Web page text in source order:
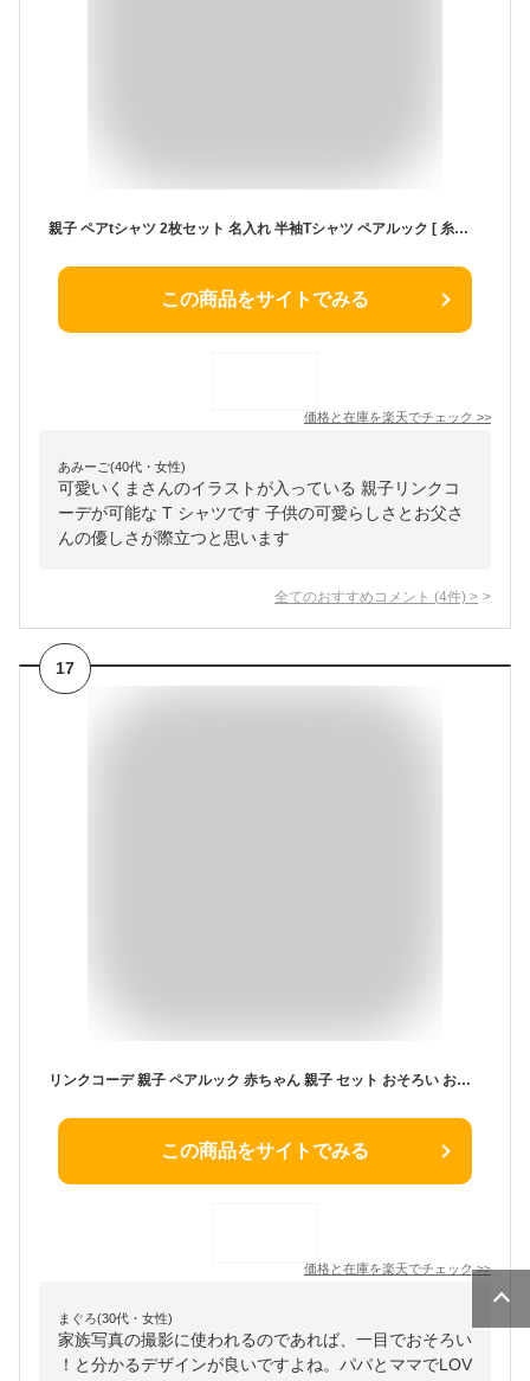
親子 ペアtシャツ 2枚セット 名入れ 半袖Tシャツ ペアルック [ 糸電話 くまさん親子 ] 親子コーデ リンクコーデ 赤ちゃん かわいい 子供 服 兄弟 家族 お揃い おそろい 男の子 女の子 キッズ ママへ パパへ 母の日 父の日 妻へ 旦那へ おもしろ 春夏 送料無料 ブランド
この商品をサイトでみる
価格と在庫を楽天でチェック >>
あみーご(40代・女性)
可愛いくまさんのイラストが入っている 親子リンクコ
ーデが可能な T シャツです 子供の可愛らしさとお父さ
んの優しさが際立つと思います
全てのおすすめコメント (4件) >
17
リンクコーデ 親子 ペアルック 赤ちゃん 親子 セット おそろい おそろい 兄弟 ロンパース tシャツ 親子コーデ 夏 家族 お揃い tシャツ 半袖 赤ちゃん ロンパース 家族 LOVE 白シャツ ベビー 友達ペア 兄弟姉妹 リンク 子供服 男の子 女の
この商品をサイトでみる
価格と在庫を楽天でチェック>>
まぐろ(30代・女性)
家族写真の撮影に使われるのであれば、一目でおそろい
！と分かるデザインが良いですよね。パパとママでLOV